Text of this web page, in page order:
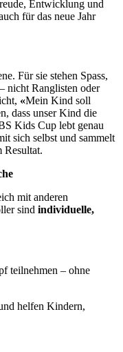
Entwicklung und
für das neue Jahr
Für sie stehen Spass,
nicht Ranglisten oder
«Mein Kind soll
dass unser Kind die
Kids Cup lebt genau
sich selbst und sammelt
Resultat.
mit anderen
sind individuelle,
teilnehmen – ohne
helfen Kindern,